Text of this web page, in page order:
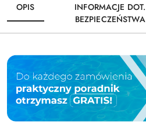
OPIS
INFORMACJE DOT.
BEZPIECZEŃSTWA